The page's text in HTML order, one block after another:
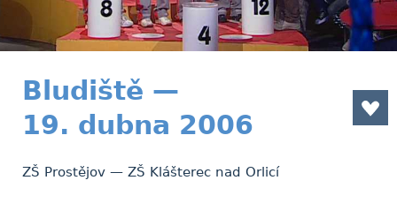
Bludiště —
19. dubna 2006
ZŠ Prostějov — ZŠ Klášterec nad Orlicí